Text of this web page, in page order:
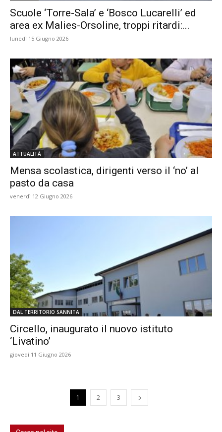
Scuole ‘Torre-Sala’ e ‘Bosco Lucarelli’ ed
area ex Malies-Orsoline, troppi ritardi:...
lunedì 15 Giugno 2026
ATTUALITÀ
Mensa scolastica, dirigenti verso il ‘no’ al
pasto da casa
venerdì 12 Giugno 2026
DAL TERRITORIO SANNITA
Circello, inaugurato il nuovo istituto
‘Livatino’
giovedì 11 Giugno 2026
1 2 3